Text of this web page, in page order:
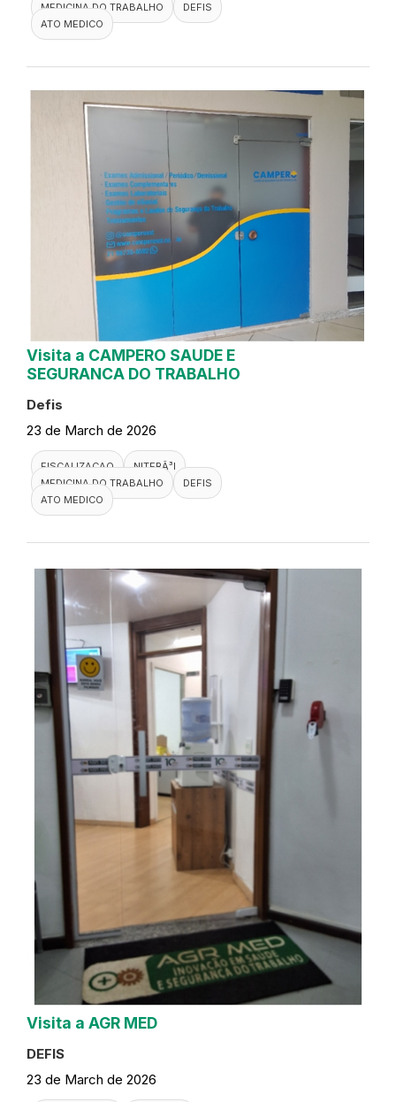
MEDICINA DO TRABALHO
DEFIS
ATO MEDICO
Visita a CAMPERO SAUDE E
SEGURANCA DO TRABALHO
Defis
23 de March de 2026
FISCALIZACAO
NITERÃ³I
MEDICINA DO TRABALHO
DEFIS
ATO MEDICO
Visita a AGR MED
DEFIS
23 de March de 2026